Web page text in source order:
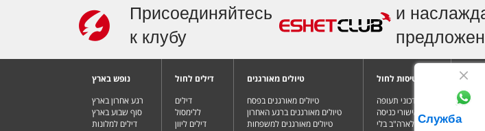
Служба
Присоединяйтесь
к клубу
и
נופש בארץ
רגע אחרון בארץ
סוף שבוע בארץ
דילים למלונות
דילים לחול
דילים
ללימסול
דילים ליוון
טיולים מאורגנים
טיולים מאורגנים בפסח
טיולים מאורגנים ברגע האחרון
טיולים מאורגנים למשפחות
טיסות לחול
עדכוני תעופה
ויזות ואישורי כניסה
טסים לארה"ב בלי
בחול
מלון The Wave